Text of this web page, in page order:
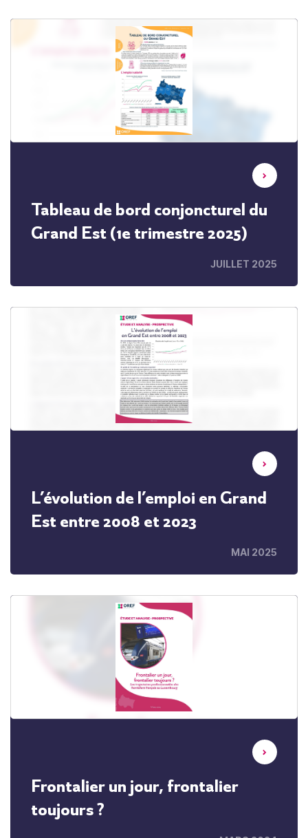
Tableau de bord conjoncturel du
Grand Est (1e trimestre 2025)
JUILLET 2025
L’évolution de l’emploi en Grand
Est entre 2008 et 2023
MAI 2025
Frontalier un jour, frontalier
toujours ?